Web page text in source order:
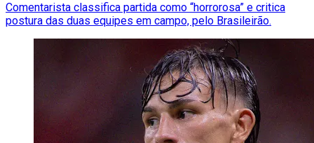
Comentarista classifica partida como “horrorosa” e critica
postura das duas equipes em campo, pelo Brasileirão.